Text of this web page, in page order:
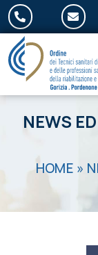
Salta al contenuto
NEWS
HOME »